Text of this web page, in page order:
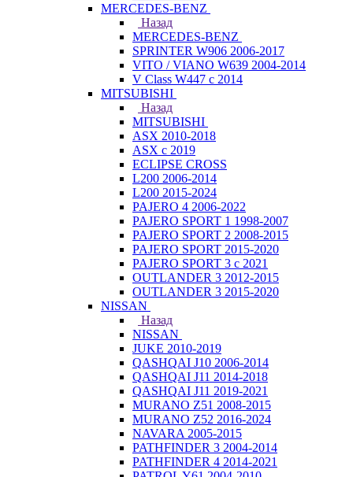
MERCEDES-BENZ
Назад
MERCEDES-BENZ
SPRINTER W906 2006-2017
VITO / VIANO W639 2004-2014
V Class W447 с 2014
MITSUBISHI
Назад
MITSUBISHI
ASX 2010-2018
ASX с 2019
ECLIPSE CROSS
L200 2006-2014
L200 2015-2024
PAJERO 4 2006-2022
PAJERO SPORT 1 1998-2007
PAJERO SPORT 2 2008-2015
PAJERO SPORT 2015-2020
PAJERO SPORT 3 с 2021
OUTLANDER 3 2012-2015
OUTLANDER 3 2015-2020
NISSAN
Назад
NISSAN
JUKE 2010-2019
QASHQAI J10 2006-2014
QASHQAI J11 2014-2018
QASHQAI J11 2019-2021
MURANO Z51 2008-2015
MURANO Z52 2016-2024
NAVARA 2005-2015
PATHFINDER 3 2004-2014
PATHFINDER 4 2014-2021